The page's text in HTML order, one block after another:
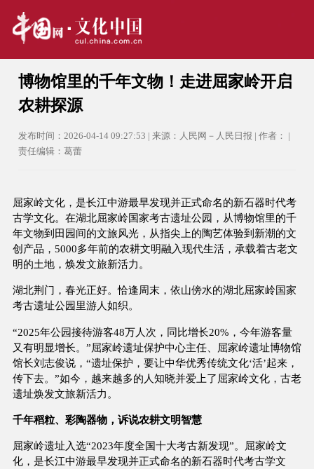
博物馆里的千年文物！走进屈家岭开启
农耕探源
发布时间：2026-04-14 09:27:53 | 来源：人民网－人民日报 | 作者： |
责任编辑：葛蕾
屈家岭文化，是长江中游最早发现并正式命名的新石器时代考
古学文化。在湖北屈家岭国家考古遗址公园，从博物馆里的千
年文物到田园间的文旅风光，从指尖上的陶艺体验到新潮的文
创产品，5000多年前的农耕文明融入现代生活，承载着古老文
明的土地，焕发文旅新活力。
湖北荆门，春光正好。恰逢周末，依山傍水的湖北屈家岭国家
考古遗址公园里游人如织。
“2025年公园接待游客48万人次，同比增长20%，今年游客量
又有明显增长。”屈家岭遗址保护中心主任、屈家岭遗址博物馆
馆长刘志俊说，“遗址保护，要让中华优秀传统文化‘活’起来，
传下去。”如今，越来越多的人知晓并爱上了屈家岭文化，古老
遗址焕发文旅新活力。
千年稻粒、彩陶器物，诉说农耕文明智慧
屈家岭遗址入选“2023年度全国十大考古新发现”。屈家岭文
化，是长江中游最早发现并正式命名的新石器时代考古学文